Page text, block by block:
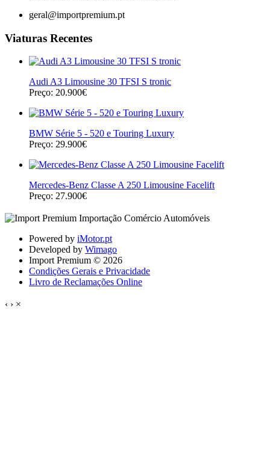
geral@importpremium.pt
Viaturas Recentes
Audi A3 Limousine 30 TFSI S tronic
Preço: 20.900€
BMW Série 5 - 520 e Touring Luxury
Preço: 29.900€
Mercedes-Benz Classe A 250 Limousine Facelift
Preço: 27.900€
Powered by iMotor.pt
Developed by Wimago
Import Premium © 2026
Condições Gerais e Privacidade
Livro de Reclamações Online
‹ › ×